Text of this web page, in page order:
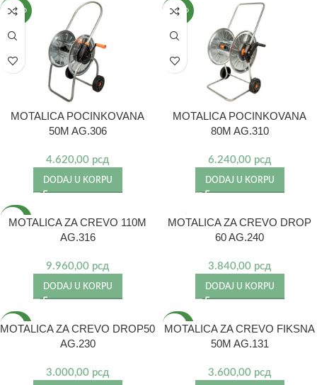
NOVO
MOTALICA POCINKOVANA
50M AG.306
4.620,00 рсд
DODAJ U KORPU
NOVO
MOTALICA POCINKOVANA
80M AG.310
6.240,00 рсд
DODAJ U KORPU
NOVO
MOTALICA ZA CREVO 110M
AG.316
9.960,00 рсд
DODAJ U KORPU
MOTALICA ZA CREVO DROP
60 AG.240
3.840,00 рсд
DODAJ U KORPU
NOVO
MOTALICA ZA CREVO DROP50
AG.230
3.000,00 рсд
NOVO
MOTALICA ZA CREVO FIKSNA
50M AG.131
3.600,00 рсд